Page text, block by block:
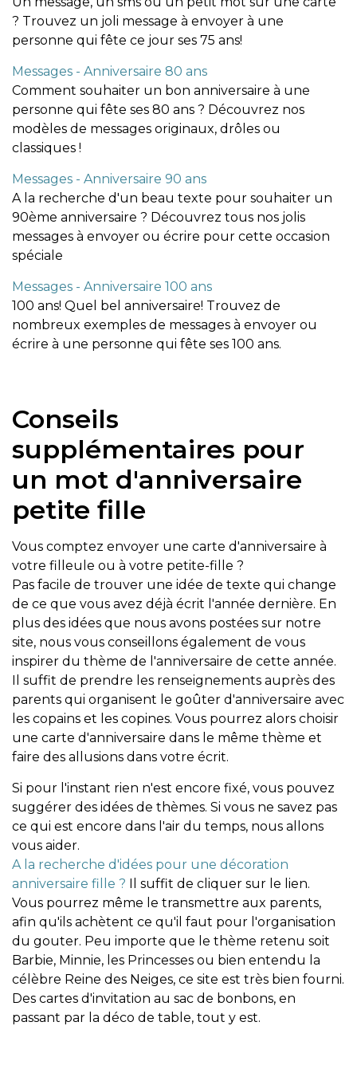
? Trouvez un joli message à envoyer à une
personne qui fête ce jour ses 75 ans!
Messages - Anniversaire 80 ans
Comment souhaiter un bon anniversaire à une
personne qui fête ses 80 ans ? Découvrez nos
modèles de messages originaux, drôles ou
classiques !
Messages - Anniversaire 90 ans
A la recherche d'un beau texte pour souhaiter un
90ème anniversaire ? Découvrez tous nos jolis
messages à envoyer ou écrire pour cette occasion
spéciale
Messages - Anniversaire 100 ans
100 ans! Quel bel anniversaire! Trouvez de
nombreux exemples de messages à envoyer ou
écrire à une personne qui fête ses 100 ans.
Conseils
supplémentaires pour
un mot d'anniversaire
petite fille
Vous comptez envoyer une carte d'anniversaire à
votre filleule ou à votre petite-fille ?
Pas facile de trouver une idée de texte qui change
de ce que vous avez déjà écrit l'année dernière. En
plus des idées que nous avons postées sur notre
site, nous vous conseillons également de vous
inspirer du thème de l'anniversaire de cette année.
Il suffit de prendre les renseignements auprès des
parents qui organisent le goûter d'anniversaire avec
les copains et les copines. Vous pourrez alors choisir
une carte d'anniversaire dans le même thème et
faire des allusions dans votre écrit.
Si pour l'instant rien n'est encore fixé, vous pouvez
suggérer des idées de thèmes. Si vous ne savez pas
ce qui est encore dans l'air du temps, nous allons
vous aider.
A la recherche d'idées pour une décoration
anniversaire fille ? Il suffit de cliquer sur le lien.
Vous pourrez même le transmettre aux parents,
afin qu'ils achètent ce qu'il faut pour l'organisation
du gouter. Peu importe que le thème retenu soit
Barbie, Minnie, les Princesses ou bien entendu la
célèbre Reine des Neiges, ce site est très bien fourni.
Des cartes d'invitation au sac de bonbons, en
passant par la déco de table, tout y est.